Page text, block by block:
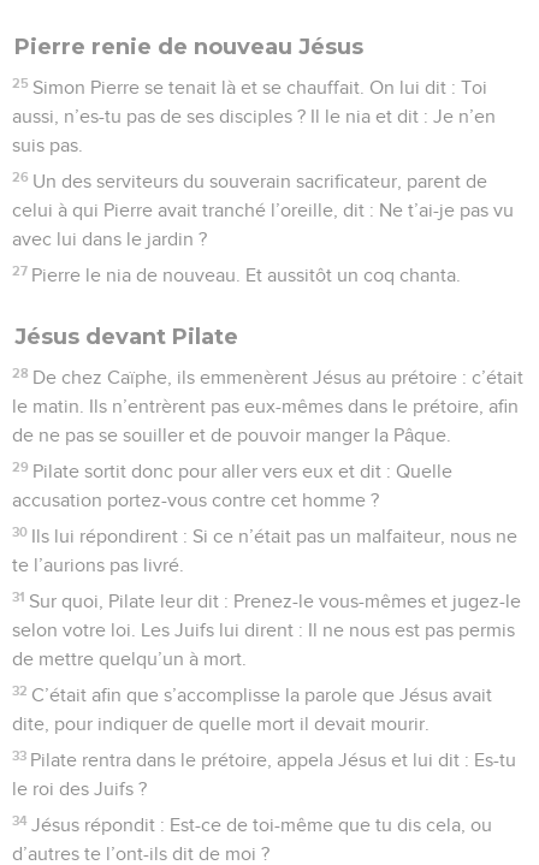
Pierre renie de nouveau Jésus
25 Simon Pierre se tenait là et se chauffait. On lui dit : Toi
aussi, n’es-tu pas de ses disciples ? Il le nia et dit : Je n’en
suis pas.
26 Un des serviteurs du souverain sacrificateur, parent de
celui à qui Pierre avait tranché l’oreille, dit : Ne t’ai-je pas vu
avec lui dans le jardin ?
27 Pierre le nia de nouveau. Et aussitôt un coq chanta.
Jésus devant Pilate
28 De chez Caïphe, ils emmenèrent Jésus au prétoire : c’était
le matin. Ils n’entrèrent pas eux-mêmes dans le prétoire, afin
de ne pas se souiller et de pouvoir manger la Pâque.
29 Pilate sortit donc pour aller vers eux et dit : Quelle
accusation portez-vous contre cet homme ?
30 Ils lui répondirent : Si ce n’était pas un malfaiteur, nous ne
te l’aurions pas livré.
31 Sur quoi, Pilate leur dit : Prenez-le vous-mêmes et jugez-le
selon votre loi. Les Juifs lui dirent : Il ne nous est pas permis
de mettre quelqu’un à mort.
32 C’était afin que s’accomplisse la parole que Jésus avait
dite, pour indiquer de quelle mort il devait mourir.
33 Pilate rentra dans le prétoire, appela Jésus et lui dit : Es-tu
le roi des Juifs ?
34 Jésus répondit : Est-ce de toi-même que tu dis cela, ou
d’autres te l’ont-ils dit de moi ?